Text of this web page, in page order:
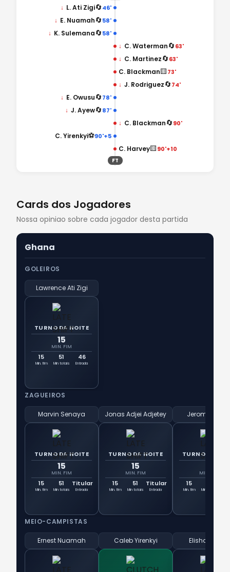
46'
🔄
↓ L. Ati Zigi
58'
🔄
↓ E. Nuamah
58'
🔄
↓ K. Sulemana
↓ C. Waterman🔄63'
↓ C. Martinez🔄63'
C. Blackman🟨73'
↓ J. Rodriguez🔄74'
78'
🔄
↓ E. Owusu
87'
🔄
↓ J. Ayew
↓ C. Blackman🔄90'
90'+5
⚽
C. Yirenkyi
C. Harvey🟨90'+10
FT
Cards dos Jogadores
Nossa opiniao sobre cada jogador desta partida
Ghana
GOLEIROS
Lawrence Ati Zigi
TURNO DA NOITE
15
MIN. FIM
15
Min. fim
51
Min totais
46
Entrada
ZAGUEIROS
Marvin Senaya
TURNO DA NOITE
15
MIN. FIM
15
Min. fim
51
Min totais
Titular
Entrada
Jonas Adjei Adjetey
TURNO DA NOITE
15
MIN. FIM
15
Min. fim
51
Min totais
Titular
Entrada
Jerome
TURNO DA
MIN. FIM
15
Min. fim Min totais
MEIO-CAMPISTAS
Ernest Nuamah Caleb Yirenkyi Elisha Owusu